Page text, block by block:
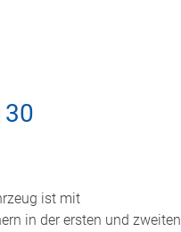
ist mit
in der ersten und zweiten